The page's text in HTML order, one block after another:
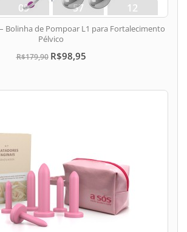
09
hora
57
min
11
seg
Bolinha de Pompoar L1 para Fortalecimento
Pélvico
R$179,90 R$98,95